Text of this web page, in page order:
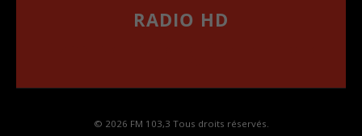
RADIO HD
© 2026 FM 103,3 Tous droits réservés.